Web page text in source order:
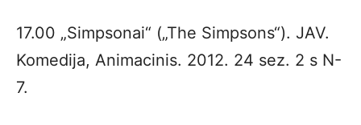
17.00 „Simpsonai“ („The Simpsons“). JAV.
Komedija, Animacinis. 2012. 24 sez. 2 s N-
7.